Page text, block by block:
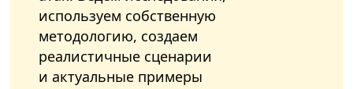
используем собственную
методологию, создаем
реалистичные сценарии
и актуальные примеры